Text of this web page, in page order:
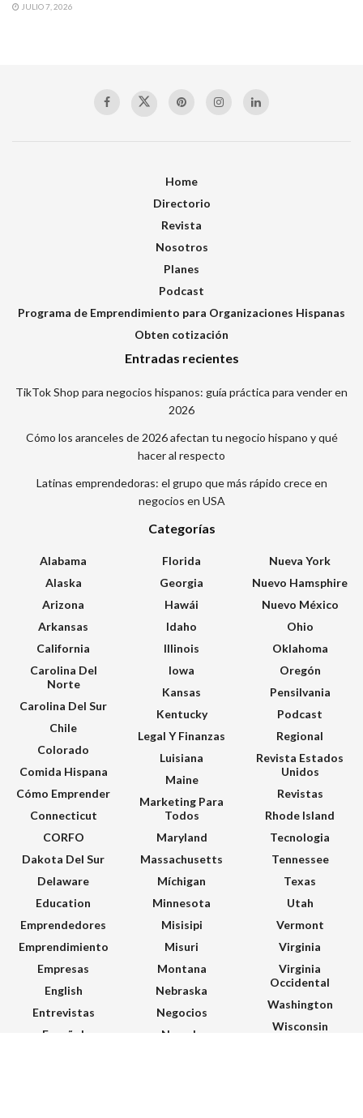
JULIO 7, 2026
Home
Directorio
Revista
Nosotros
Planes
Podcast
Programa de Emprendimiento para Organizaciones Hispanas
Obten cotización
Entradas recientes
TikTok Shop para negocios hispanos: guía práctica para vender en
2026
Cómo los aranceles de 2026 afectan tu negocio hispano y qué
hacer al respecto
Latinas emprendedoras: el grupo que más rápido crece en
negocios en USA
Categorías
Alabama
Alaska
Arizona
Arkansas
California
Carolina Del
Norte
Carolina Del Sur
Chile
Colorado
Comida Hispana
Cómo Emprender
Connecticut
CORFO
Dakota Del Sur
Delaware
Education
Emprendedores
Emprendimiento
Empresas
English
Entrevistas
Español
Florida
Georgia
Hawái
Idaho
Illinois
Iowa
Kansas
Kentucky
Legal Y Finanzas
Luisiana
Maine
Marketing Para
Todos
Maryland
Massachusetts
Míchigan
Minnesota
Misisipi
Misuri
Montana
Nebraska
Negocios
Nevada
Nueva York
Nuevo Hamsphire
Nuevo México
Ohio
Oklahoma
Oregón
Pensilvania
Podcast
Regional
Revista Estados
Unidos
Revistas
Rhode Island
Tecnologia
Tennessee
Texas
Utah
Vermont
Virginia
Virginia
Occidental
Washington
Wisconsin